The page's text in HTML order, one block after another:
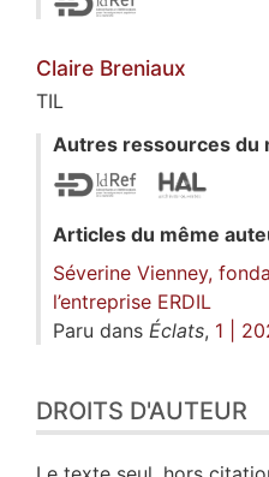
Claire Breniaux
TIL
Autres ressources du
Articles du même
Séverine Vienney,
l’entreprise ERDIL
Paru dans Éclats, 1 |
DROITS D'AUTEUR